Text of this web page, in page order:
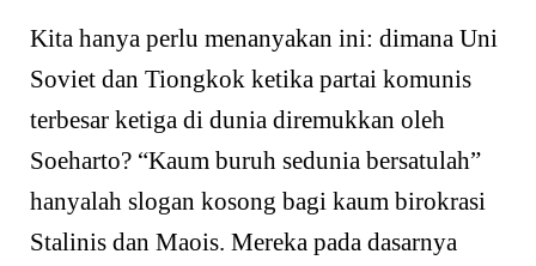
Kita hanya perlu menanyakan ini: dimana Uni
Soviet dan Tiongkok ketika partai komunis
terbesar ketiga di dunia diremukkan oleh
Soeharto? “Kaum buruh sedunia bersatulah”
hanyalah slogan kosong bagi kaum birokrasi
Stalinis dan Maois. Mereka pada dasarnya